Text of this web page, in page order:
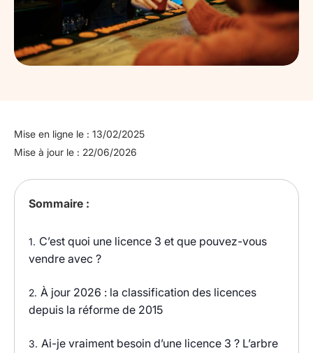
Mise en ligne le : 13/02/2025
Mise à jour le : 22/06/2026
Sommaire :
1. C’est quoi une licence 3 et que pouvez-vous
vendre avec ?
2. À jour 2026 : la classification des licences
depuis la réforme de 2015
3. Ai-je vraiment besoin d’une licence 3 ? L’arbre